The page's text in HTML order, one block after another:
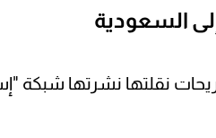
السعودية
نقلتها نشرتها شبكة